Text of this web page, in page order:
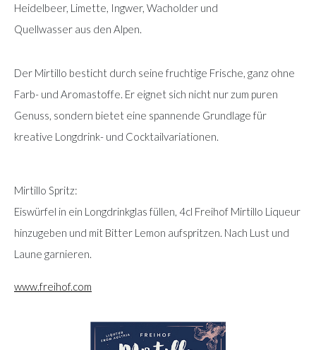
Heidelbeer, Limette, Ingwer, Wacholder und
Quellwasser aus den Alpen.
Der Mirtillo besticht durch seine fruchtige Frische, ganz ohne
Farb- und Aromastoffe. Er eignet sich nicht nur zum puren
Genuss, sondern bietet eine spannende Grundlage für
kreative Longdrink- und Cocktailvariationen.
Mirtillo Spritz:
Eiswürfel in ein Longdrinkglas füllen, 4cl Freihof Mirtillo Liqueur
hinzugeben und mit Bitter Lemon aufspritzen. Nach Lust und
Laune garnieren.
www.freihof.com